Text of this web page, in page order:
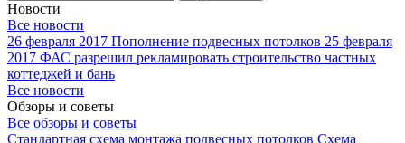
Новости
Все новости
26 февраля 2017 Пополнение подвесных потолков 25 февраля
2017 ФАС разрешил рекламировать строительство частных
коттеджей и бань
Все новости
Обзоры и советы
Все обзоры и советы
Стандартная схема монтажа подвесных потолков Схема